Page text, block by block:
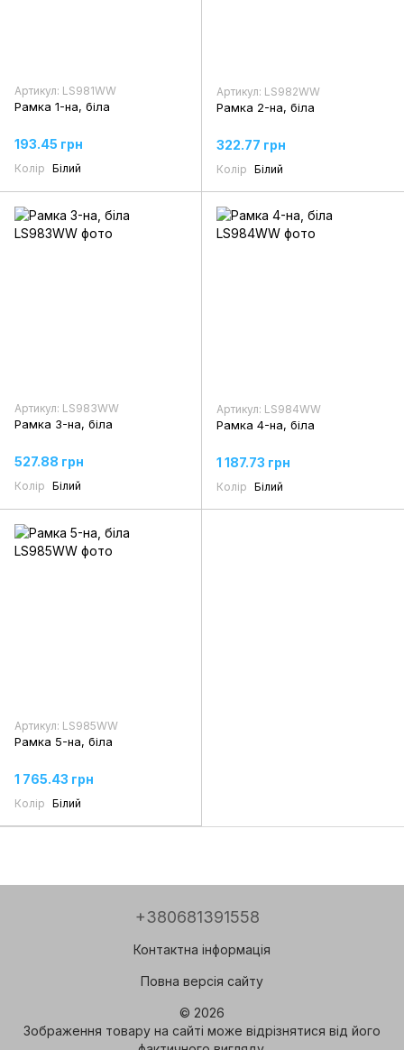
Артикул: LS981WW
Рамка 1-на, біла
193.45 грн
Колір Білий
Артикул: LS982WW
Рамка 2-на, біла
322.77 грн
Колір Білий
Артикул: LS983WW
Рамка 3-на, біла
527.88 грн
Колір Білий
Артикул: LS984WW
Рамка 4-на, біла
1 187.73 грн
Колір Білий
Артикул: LS985WW
Рамка 5-на, біла
1 765.43 грн
Колір Білий
+380681391558
Контактна інформація
Повна версія сайту
© 2026
Зображення товару на сайті може відрізнятися від його